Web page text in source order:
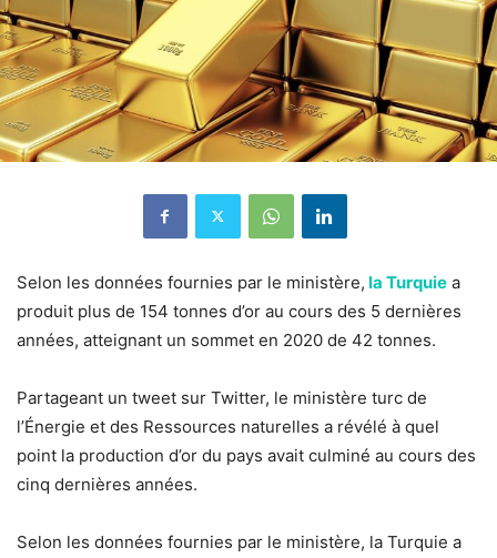
Selon les données fournies par le ministère, la Turquie a
produit plus de 154 tonnes d’or au cours des 5 dernières
années, atteignant un sommet en 2020 de 42 tonnes.
Partageant un tweet sur Twitter, le ministère turc de
l’Énergie et des Ressources naturelles a révélé à quel
point la production d’or du pays avait culminé au cours des
cinq dernières années.
Selon les données fournies par le ministère, la Turquie a